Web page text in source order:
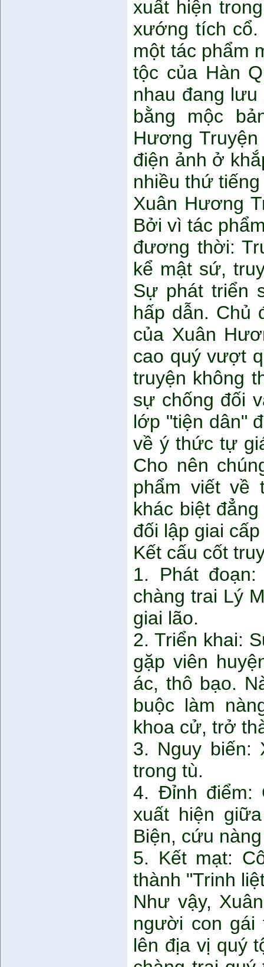
xuất hiện
xướng tích cổ.
một tác phẩm
tộc của Hàn
nhau đang
bằng mộc
Hương
điện ảnh ở
nhiều thứ
Xuân Hương
Bởi vì tác
đương thời:
kể mật sứ,
Sự phát triển
hấp dẫn. Chủ
của Xuân
cao quý vượt
truyện không
sự chống đối
lớp "tiện dân"
về ý thức tự
Cho nên
phẩm viết về
khác biệt
đối lập giai
Kết cấu cốt
1. Phát
chàng trai Lý
giai lão.
2. Triển khai:
gặp viên
ác, thô bạo.
buộc làm
khoa cử, trở
3. Nguy biến:
trong tù.
4. Đỉnh điểm:
xuất hiện
Biện, cứu
5. Kết mạt:
thành "Trinh
Như vậy,
người con gái
lên địa vị quý